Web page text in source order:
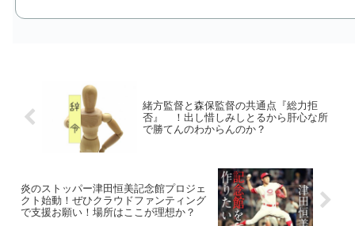
緒方監督と森保監督の共通点『総力拒
否』 ！出し惜しみしとるから肝心な所
で勝てんのわからんのか？
炎のストッパー津田恒美記念館プロジェ
クト始動！ぜひクラウドファンティング
で支援お願い！場所はここが理想か？